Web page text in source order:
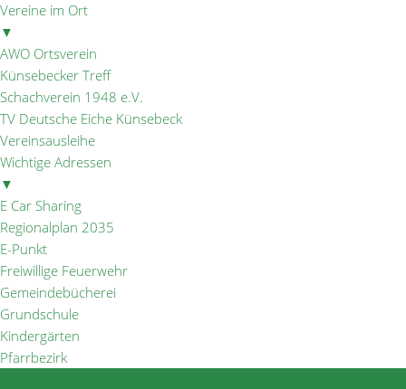
Vereine im Ort
▼
AWO Ortsverein
Künsebecker Treff
Schachverein 1948 e.V.
TV Deutsche Eiche Künsebeck
Vereinsausleihe
Wichtige Adressen
▼
E Car Sharing
Regionalplan 2035
E-Punkt
Freiwillige Feuerwehr
Gemeindebücherei
Grundschule
Kindergärten
Pfarrbezirk